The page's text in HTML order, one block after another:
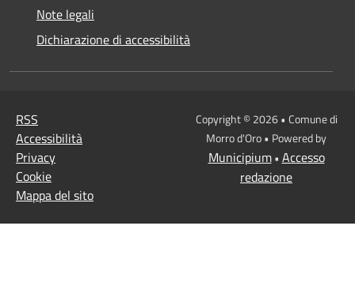
Note legali
Dichiarazione di accessibilità
RSS
Accessibilità
Privacy
Cookie
Mappa del sito
Copyright © 2026 • Comune di
Morro d'Oro • Powered by
Municipium• Accesso
redazione